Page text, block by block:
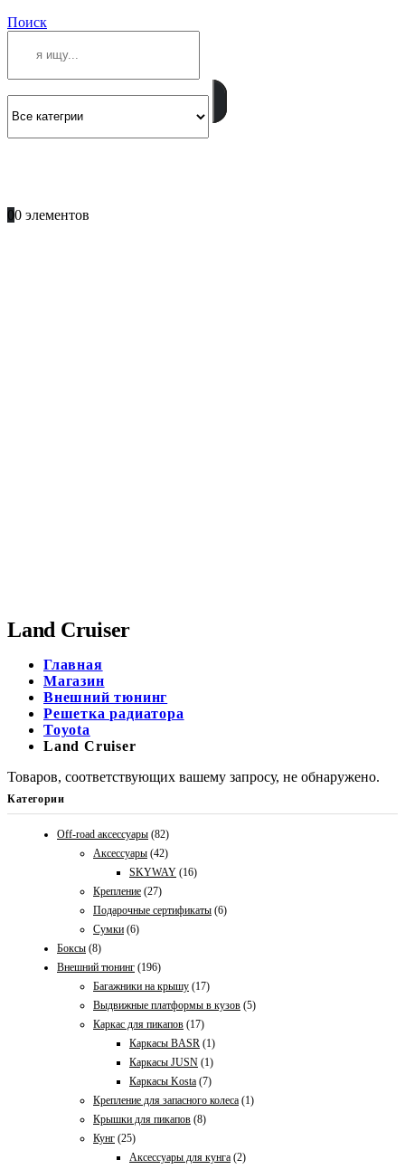
Поиск
00 элементов
Land Cruiser
Главная
Магазин
Внешний тюнинг
Решетка радиатора
Toyota
Land Cruiser
Товаров, соответствующих вашему запросу, не обнаружено.
Категории
Off-road аксессуары (82)
Аксессуары (42)
SKYWAY (16)
Крепление (27)
Подарочные сертификаты (6)
Сумки (6)
Боксы (8)
Внешний тюнинг (196)
Багажники на крышу (17)
Выдвижные платформы в кузов (5)
Каркас для пикапов (17)
Каркасы BASR (1)
Каркасы JUSN (1)
Каркасы Kosta (7)
Крепление для запасного колеса (1)
Крышки для пикапов (8)
Кунг (25)
Аксессуары для кунга (2)